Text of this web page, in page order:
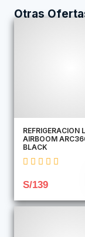
Otras
REFRIGERACION
AIRBOOM
BLACK
S/139